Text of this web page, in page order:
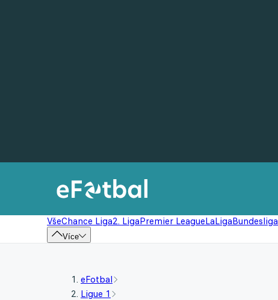
VšeChance Liga2. LigaPremier LeagueLaLigaBundesliga
Více
eFotbal
Ligue 1